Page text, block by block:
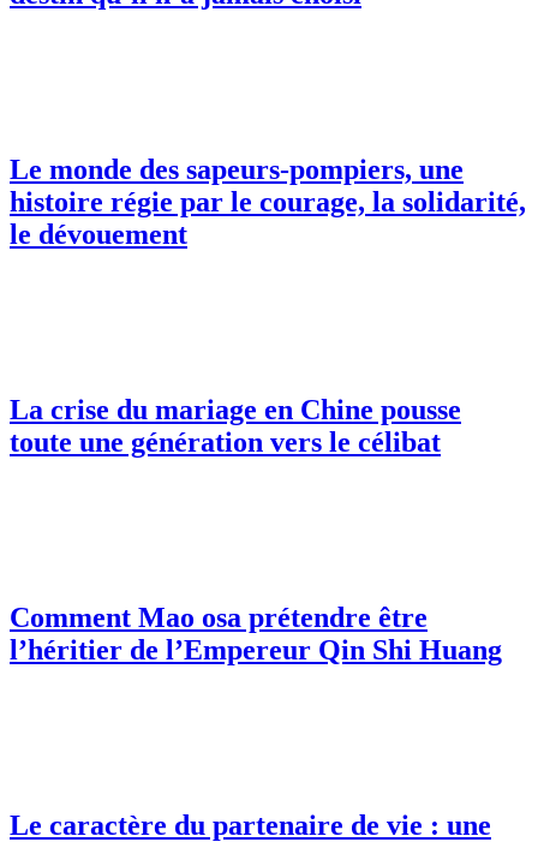
Le monde des sapeurs-pompiers, une
histoire régie par le courage, la solidarité,
le dévouement
La crise du mariage en Chine pousse
toute une génération vers le célibat
Comment Mao osa prétendre être
l’héritier de l’Empereur Qin Shi Huang
Le caractère du partenaire de vie : une